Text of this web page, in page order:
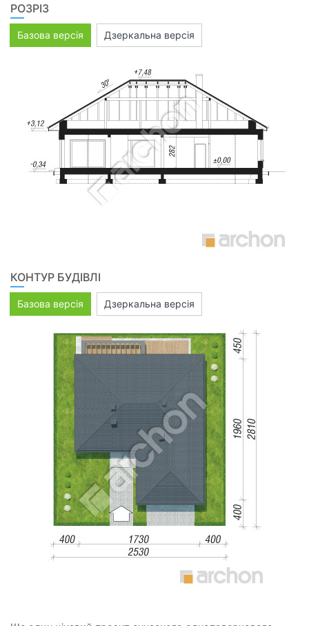
РОЗРІЗ
Базова версія Дзеркальна версія
КОНТУР БУДІВЛІ
Базова версія Дзеркальна версія